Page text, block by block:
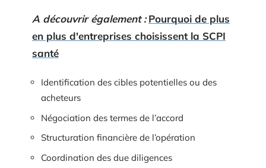
A découvrir également : Pourquoi de plus
en plus d'entreprises choisissent la SCPI
santé
Identification des cibles potentielles ou des
acheteurs
Négociation des termes de l’accord
Structuration financière de l’opération
Coordination des due diligences